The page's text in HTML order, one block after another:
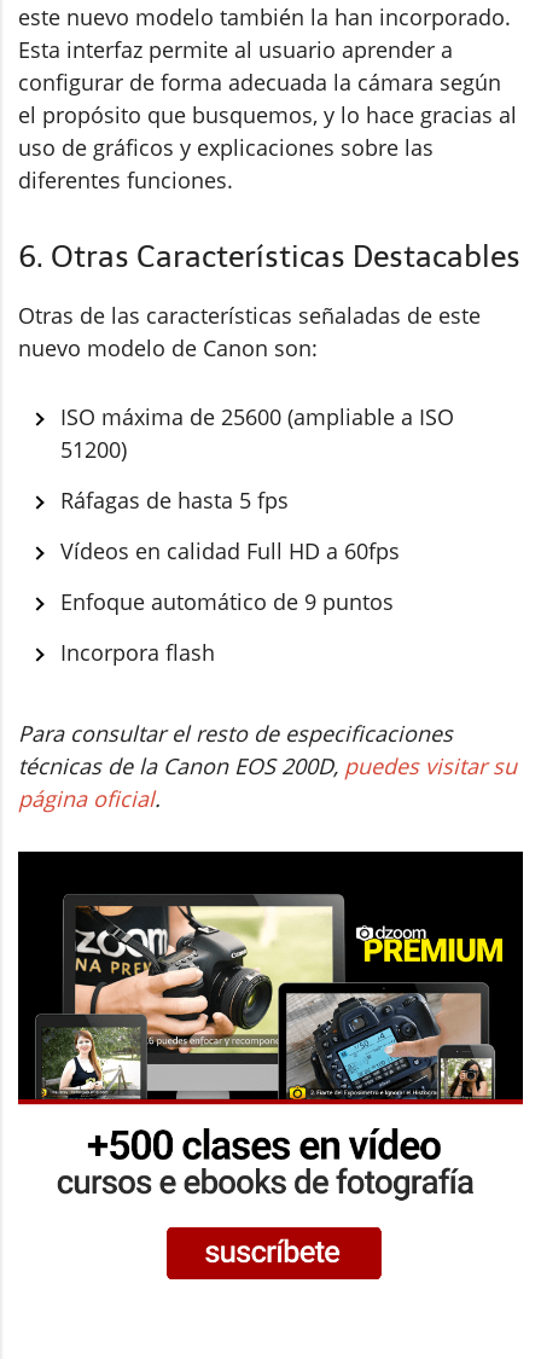
este nuevo modelo también la han incorporado.
Esta interfaz permite al usuario aprender a
configurar de forma adecuada la cámara según
el propósito que busquemos, y lo hace gracias al
uso de gráficos y explicaciones sobre las
diferentes funciones.
6. Otras Características Destacables
Otras de las características señaladas de este
nuevo modelo de Canon son:
ISO máxima de 25600 (ampliable a ISO
51200)
Ráfagas de hasta 5 fps
Vídeos en calidad Full HD a 60fps
Enfoque automático de 9 puntos
Incorpora flash
Para consultar el resto de especificaciones
técnicas de la Canon EOS 200D, puedes visitar su
página oficial.